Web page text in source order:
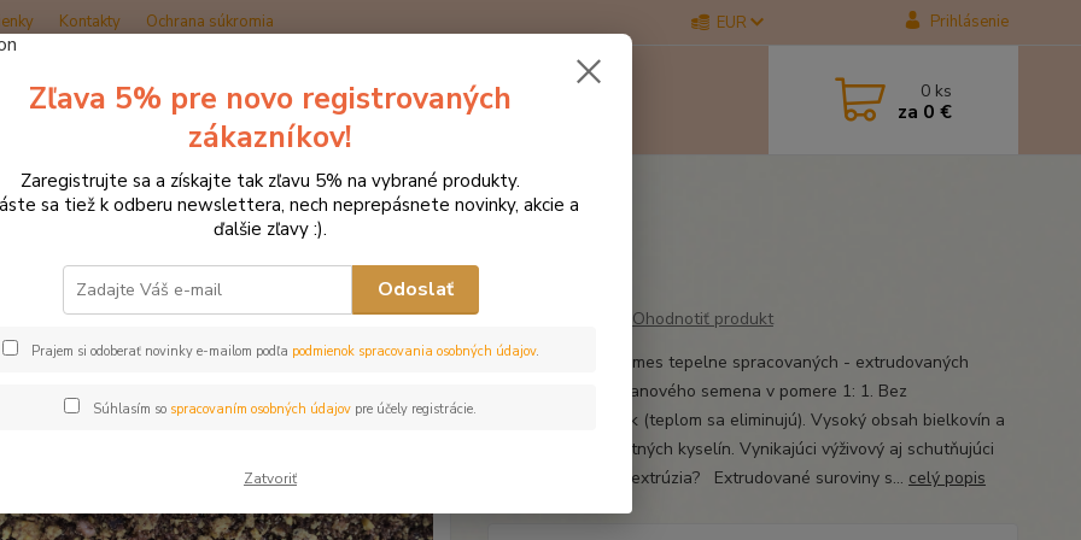
Kontakty Ochrana súkromia EUR Prihlásenie
Hľadať 0 ks
za 0 €
doplnky Extrudovaný ľan + sója 20 kg
ľan + sója 20 kg
Ohodnotiť produkt
Sypká, plnotučná zmes tepelne spracovaných - extrudovaných
sójových bôbov a ľanového semena v pomere 1: 1. Bez
antinutričných látok (teplom sa eliminujú). Vysoký obsah bielkovín a
nenasýtených mastných kyselín. Vynikajúci výživový aj schutňujúci
doplnok. Čo je to extrúzia? Extrudované suroviny s... celý popis
Zľava 5% pre novo registrovaných
zákazníkov!
Zaregistrujte sa a získajte tak zľavu 5% na vybrané produkty.
sa tiež k odberu newslettera, nech neprepásnete novinky, akcie a
ďalšie zľavy :).
Odoslať
Prajem si odoberať novinky e-mailom podľa podmienok spracovania osobných údajov.
Súhlasím so spracovaním osobných údajov pre účely registrácie.
Zatvoriť